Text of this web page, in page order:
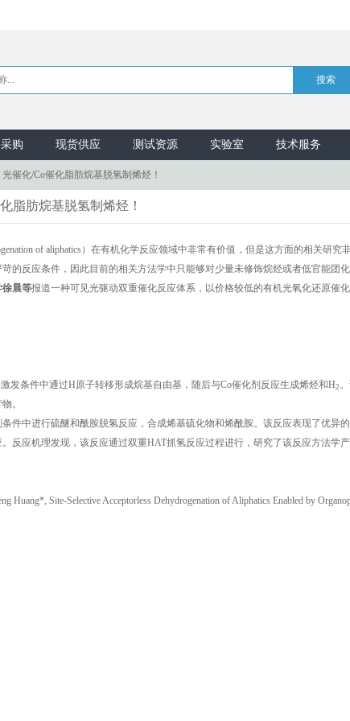
购 现货供应 测试资源 实验室 技术服务
催化/Co催化脂肪烷基脱氢制烯烃！
脂肪烷基脱氢制烯烃！
of aliphatics）在有机化学反应领域中非常有价值，但是这方面的相关研究
的反应条件，因此目前的相关方法学中只能够对少量未修饰烷烃或者低官能团化
徐晨等报道一种可见光驱动双重催化反应体系，以价格较低的有机光氧化还原催
发条件中通过H原子转移形成烷基自由基，随后与Co催化剂反应生成烯烃和H2
。
件中进行硫醚和酰胺脱氢反应，合成烯基硫化物和烯酰胺。该反应表现了优异
反应机理发现，该反应通过双重HAT抓氢反应过程进行，研究了该反应方法学
Huang*, Site-Selective Acceptorless Dehydrogenation of Aliphatics Enabled by